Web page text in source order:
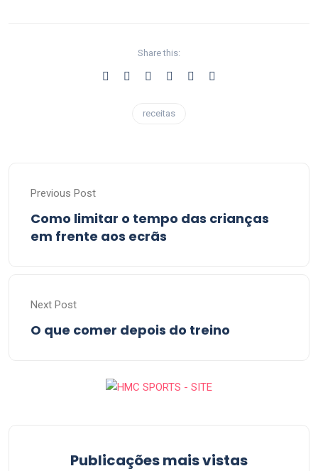
Share this:
receitas
Previous Post
Como limitar o tempo das crianças
em frente aos ecrãs
Next Post
O que comer depois do treino
Publicações mais vistas